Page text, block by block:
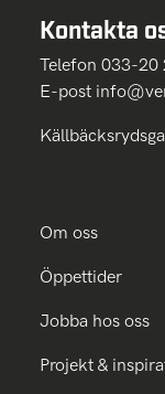
Kontakta
Telefon 033-20
E-post
Om oss
Öppettider
Jobba hos oss
Projekt &